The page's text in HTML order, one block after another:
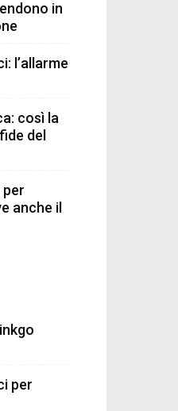
in
l’allarme
così la
del
anche il
per